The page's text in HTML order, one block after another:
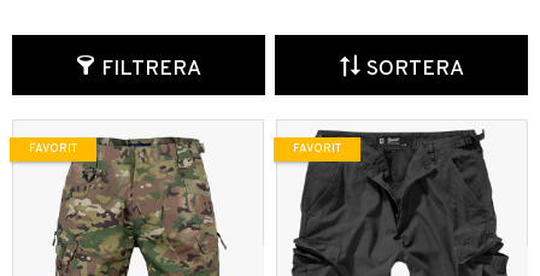
FILTRERA SORTERA
FAVORIT FAVORIT